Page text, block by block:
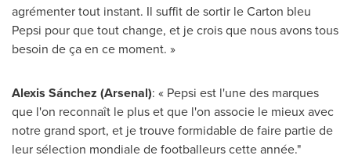
agrémenter tout instant. Il suffit de sortir le Carton bleu
Pepsi pour que tout change, et je crois que nous avons tous
besoin de ça en ce moment. »
Alexis Sánchez (Arsenal): « Pepsi est l'une des marques
que l'on reconnaît le plus et que l'on associe le mieux avec
notre grand sport, et je trouve formidable de faire partie de
leur sélection mondiale de footballeurs cette année."